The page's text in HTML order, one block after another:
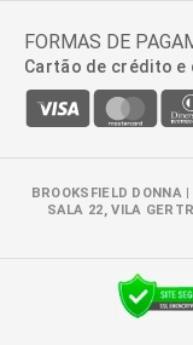
FORMAS DE
Cartão de crédito e
BROOKSFIELD DONNA
SALA 22, VILA